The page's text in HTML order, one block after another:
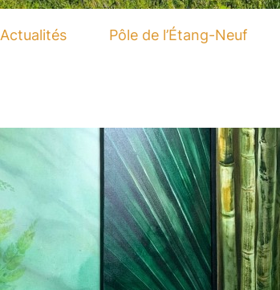
Actualités Pôle de l’Étang-Neuf